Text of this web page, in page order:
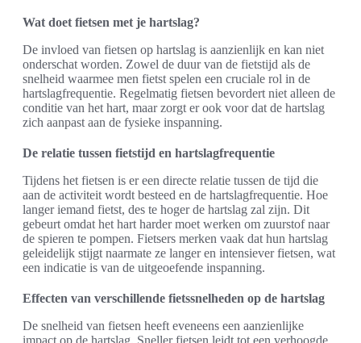
Wat doet fietsen met je hartslag?
De invloed van fietsen op hartslag is aanzienlijk en kan niet
onderschat worden. Zowel de duur van de fietstijd als de
snelheid waarmee men fietst spelen een cruciale rol in de
hartslagfrequentie. Regelmatig fietsen bevordert niet alleen de
conditie van het hart, maar zorgt er ook voor dat de hartslag
zich aanpast aan de fysieke inspanning.
De relatie tussen fietstijd en hartslagfrequentie
Tijdens het fietsen is er een directe relatie tussen de tijd die
aan de activiteit wordt besteed en de hartslagfrequentie. Hoe
langer iemand fietst, des te hoger de hartslag zal zijn. Dit
gebeurt omdat het hart harder moet werken om zuurstof naar
de spieren te pompen. Fietsers merken vaak dat hun hartslag
geleidelijk stijgt naarmate ze langer en intensiever fietsen, wat
een indicatie is van de uitgeoefende inspanning.
Effecten van verschillende fietssnelheden op de hartslag
De snelheid van fietsen heeft eveneens een aanzienlijke